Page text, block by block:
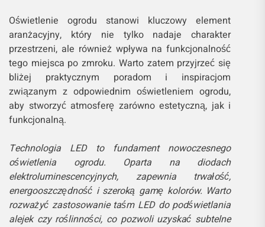
Oświetlenie ogrodu stanowi kluczowy element
aranżacyjny, który nie tylko nadaje charakter
przestrzeni, ale również wpływa na funkcjonalność
tego miejsca po zmroku. Warto zatem przyjrzeć się
bliżej praktycznym poradom i inspiracjom
związanym z odpowiednim oświetleniem ogrodu,
aby stworzyć atmosferę zarówno estetyczną, jak i
funkcjonalną.
Technologia LED to fundament nowoczesnego
oświetlenia ogrodu. Oparta na diodach
elektroluminescencyjnych, zapewnia trwałość,
energooszczędność i szeroką gamę kolorów. Warto
rozważyć zastosowanie taśm LED do podświetlania
alejek czy roślinności, co pozwoli uzyskać subtelne